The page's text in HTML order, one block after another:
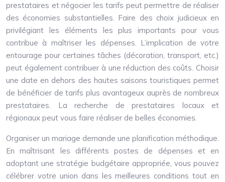
prestataires et négocier les tarifs peut permettre de réaliser
des économies substantielles. Faire des choix judicieux en
privilégiant les éléments les plus importants pour vous
contribue à maîtriser les dépenses. L’implication de votre
entourage pour certaines tâches (décoration, transport, etc.)
peut également contribuer à une réduction des coûts. Choisir
une date en dehors des hautes saisons touristiques permet
de bénéficier de tarifs plus avantageux auprès de nombreux
prestataires. La recherche de prestataires locaux et
régionaux peut vous faire réaliser de belles économies.
Organiser un mariage demande une planification méthodique.
En maîtrisant les différents postes de dépenses et en
adoptant une stratégie budgétaire appropriée, vous pouvez
célébrer votre union dans les meilleures conditions tout en